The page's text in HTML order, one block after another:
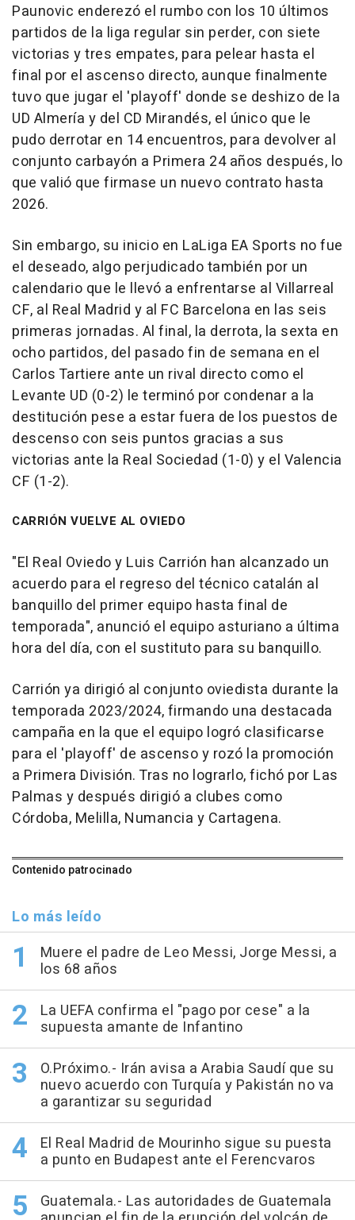
Paunovic enderezó el rumbo con los 10 últimos
partidos de la liga regular sin perder, con siete
victorias y tres empates, para pelear hasta el
final por el ascenso directo, aunque finalmente
tuvo que jugar el 'playoff' donde se deshizo de la
UD Almería y del CD Mirandés, el único que le
pudo derrotar en 14 encuentros, para devolver al
conjunto carbayón a Primera 24 años después, lo
que valió que firmase un nuevo contrato hasta
2026.
Sin embargo, su inicio en LaLiga EA Sports no fue
el deseado, algo perjudicado también por un
calendario que le llevó a enfrentarse al Villarreal
CF, al Real Madrid y al FC Barcelona en las seis
primeras jornadas. Al final, la derrota, la sexta en
ocho partidos, del pasado fin de semana en el
Carlos Tartiere ante un rival directo como el
Levante UD (0-2) le terminó por condenar a la
destitución pese a estar fuera de los puestos de
descenso con seis puntos gracias a sus
victorias ante la Real Sociedad (1-0) y el Valencia
CF (1-2).
CARRIÓN VUELVE AL OVIEDO
"El Real Oviedo y Luis Carrión han alcanzado un
acuerdo para el regreso del técnico catalán al
banquillo del primer equipo hasta final de
temporada", anunció el equipo asturiano a última
hora del día, con el sustituto para su banquillo.
Carrión ya dirigió al conjunto oviedista durante la
temporada 2023/2024, firmando una destacada
campaña en la que el equipo logró clasificarse
para el 'playoff' de ascenso y rozó la promoción
a Primera División. Tras no lograrlo, fichó por Las
Palmas y después dirigió a clubes como
Córdoba, Melilla, Numancia y Cartagena.
Contenido patrocinado
Lo más leído
Muere el padre de Leo Messi, Jorge Messi, a
los 68 años
La UEFA confirma el "pago por cese" a la
supuesta amante de Infantino
O.Próximo.- Irán avisa a Arabia Saudí que su
nuevo acuerdo con Turquía y Pakistán no va
a garantizar su seguridad
El Real Madrid de Mourinho sigue su puesta
a punto en Budapest ante el Ferencvaros
Guatemala.- Las autoridades de Guatemala